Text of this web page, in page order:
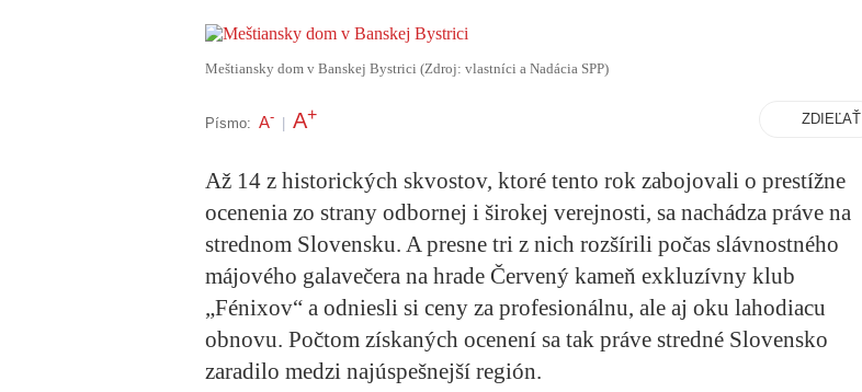
Meštiansky dom v Banskej Bystrici (Zdroj: vlastníci a Nadácia SPP)
Písmo: A- A+ ZDIEĽAŤ
Až 14 z historických skvostov, ktoré tento rok zabojovali o prestížne
ocenenia zo strany odbornej i širokej verejnosti, sa nachádza práve na
strednom Slovensku. A presne tri z nich rozšírili počas slávnostného
májového galavečera na hrade Červený kameň exkluzívny klub
„Fénixov“ a odniesli si ceny za profesionálnu, ale aj oku lahodiacu
obnovu. Počtom získaných ocenení sa tak práve stredné Slovensko
zaradilo medzi najúspešnejší región.